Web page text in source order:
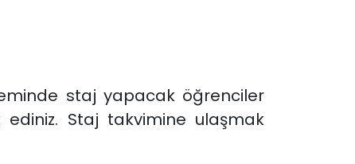
staj yapacak öğrenciler
Staj takvimine ulaşmak